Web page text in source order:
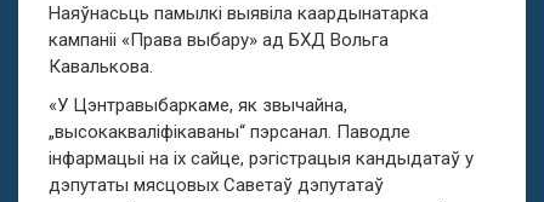
Наяўнасьць памылкі выявіла каардынатарка
кампаніі «Права выбару» ад БХД Вольга
Кавалькова.
«У Цэнтравыбаркаме, як звычайна,
„высокакваліфікаваны“ пэрсанал. Паводле
інфармацыі на іх сайце, рэгістрацыя кандыдатаў у
дэпутаты мясцовых Саветаў дэпутатаў